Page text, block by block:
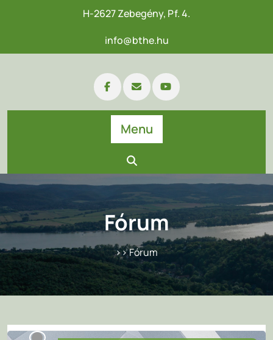
H-2627 Zebegény, Pf. 4.
info@bthe.hu
Menu
Fórum
>> Fórum